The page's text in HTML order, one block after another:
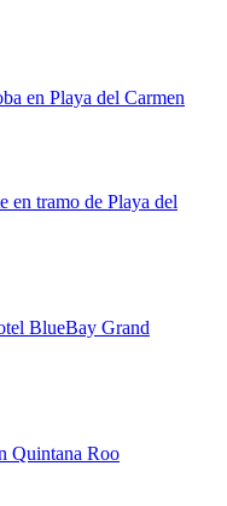
en Playa del Carmen
en tramo de Playa del
BlueBay Grand
Quintana Roo